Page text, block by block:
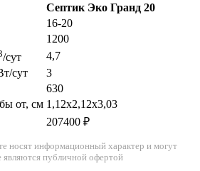
Септик Эко Гранд 20
16-20
1200
/сут
4,7
сут
3
630
от, см 1,12х2,12х3,03
207400 ₽
носят информационный характер и могут
являются публичной офертой